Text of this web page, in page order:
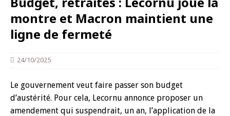
montre et Macron maintient une
ligne de fermeté
24/10/2025
Le gouvernement veut faire passer son budget
d’austérité. Pour cela, Lecornu annonce proposer un
amendement qui suspendrait, un an, l’application de la